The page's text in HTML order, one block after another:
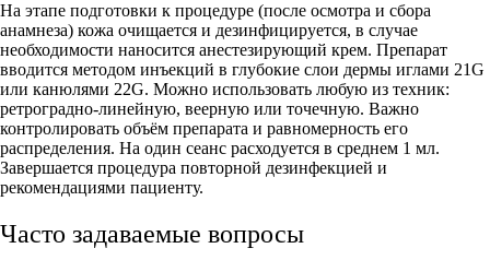
На этапе подготовки к процедуре (после осмотра и сбора
анамнеза) кожа очищается и дезинфицируется, в случае
необходимости наносится анестезирующий крем. Препарат
вводится методом инъекций в глубокие слои дермы иглами 21G
или канюлями 22G. Можно использовать любую из техник:
ретроградно-линейную, веерную или точечную. Важно
контролировать объём препарата и равномерность его
распределения. На один сеанс расходуется в среднем 1 мл.
Завершается процедура повторной дезинфекцией и
рекомендациями пациенту.
Часто задаваемые вопросы